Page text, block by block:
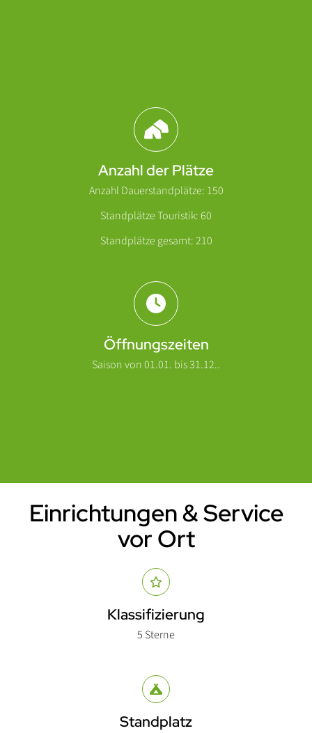
Abschnitt für Icons und Features
Anzahl der Plätze
Anzahl Dauerstandplätze: 150
Standplätze Touristik: 60
Standplätze gesamt: 210
Öffnungszeiten
Saison von 01.01. bis 31.12..
Einleitung
Einrichtungen & Service
vor Ort
Abschnitt für Icons und Features
Klassifizierung
5 Sterne
Standplatz